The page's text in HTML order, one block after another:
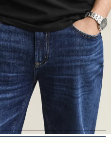
Slajd
Slajd
Slajd